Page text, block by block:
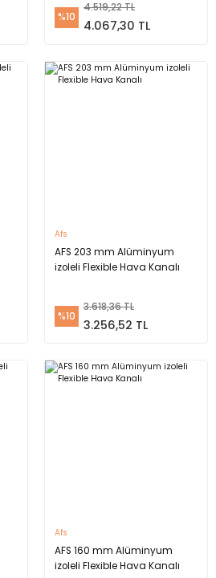
%10
4.519,22 TL
4.067,30 TL
Afs
AFS 203 mm Alüminyum
izoleli Flexible Hava Kanalı
%10
3.618,36 TL
3.256,52 TL
Afs
AFS 160 mm Alüminyum
izoleli Flexible Hava Kanalı